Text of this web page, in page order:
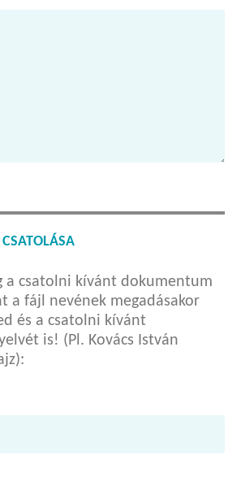
a csatolni kívánt dokumentum
a fájl nevének megadásakor
és a csatolni kívánt
is! (Pl. Kovács István